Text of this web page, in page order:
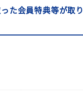
た会員特典等が取り